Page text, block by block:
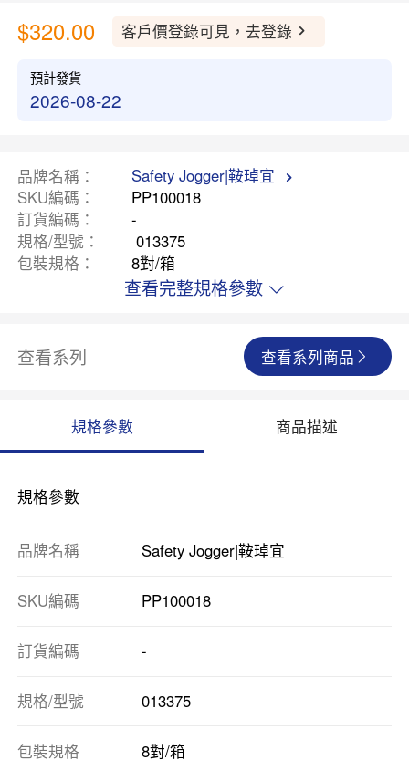
$320.00 客戶價登錄可見，去登錄
預計發貨
2026-08-22
品牌名稱
Safety Jogger|鞍琸宜
SKU編碼
PP100018
訂貨編碼
-
規格/型號
013375
包裝規格
8對/箱
查看完整規格參數
查看系列 查看系列商品
規格參數 商品描述
規格參數
品牌名稱 Safety Jogger|鞍琸宜
SKU編碼 PP100018
訂貨編碼 -
規格/型號 013375
包裝規格 8對/箱